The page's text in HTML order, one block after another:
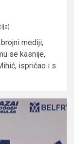
mediji,
se kasnije,
ispričao i s